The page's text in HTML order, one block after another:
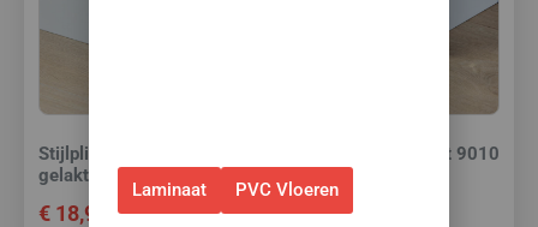
Stijlplint Milaan Wit 9010
gelakt 9 cm.
€ 18,95
Stijlplint Milaan Wit 9010
gelakt 7 cm.
€16,95
Laminaat PVC Vloeren